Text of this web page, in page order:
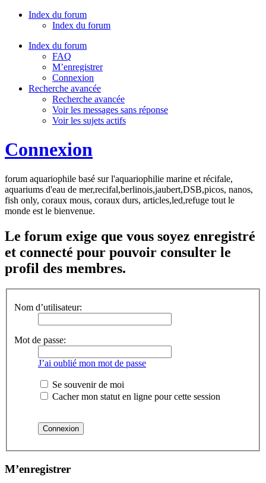
Index du forum
Index du forum
Index du forum
FAQ
M’enregistrer
Connexion
Recherche avancée
Recherche avancée
Voir les messages sans réponse
Voir les sujets actifs
Connexion
forum aquariophile basé sur l'aquariophilie marine et récifale,
aquariums d'eau de mer,recifal,berlinois,jaubert,DSB,picos, nanos,
fish only, coraux mous, coraux durs, articles,led,refuge tout le
monde est le bienvenue.
Le forum exige que vous soyez enregistré
et connecté pour pouvoir consulter le
profil des membres.
Nom d’utilisateur:
Mot de passe:
J’ai oublié mon mot de passe
Se souvenir de moi
Cacher mon statut en ligne pour cette session
M’enregistrer